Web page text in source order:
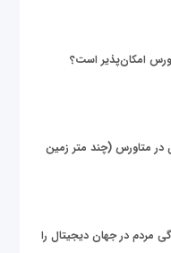
امکان‌پذیر است؟
دلاری در متاورس (چند متر زمین
مردم در جهان دیجیتال را